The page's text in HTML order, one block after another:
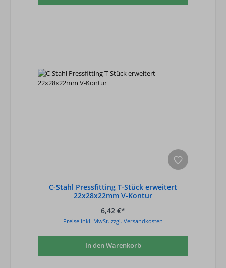
C-Stahl Pressfitting T-Stück erweitert
22x28x22mm V-Kontur
6,42 €*
Preise inkl. MwSt. zzgl. Versandkosten
In den Warenkorb